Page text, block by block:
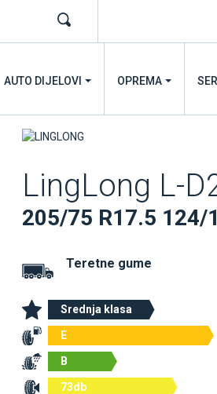
AUTO DIJELOVI OPREMA
LingLong L-
205/75 R17.5 124/
Teretne gume
Srednja klasa
E
B
73db